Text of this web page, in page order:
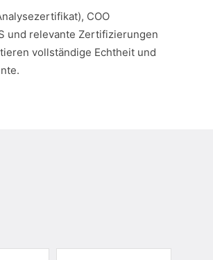
COO
und relevante Zertifizierungen
vollständige Echtheit und